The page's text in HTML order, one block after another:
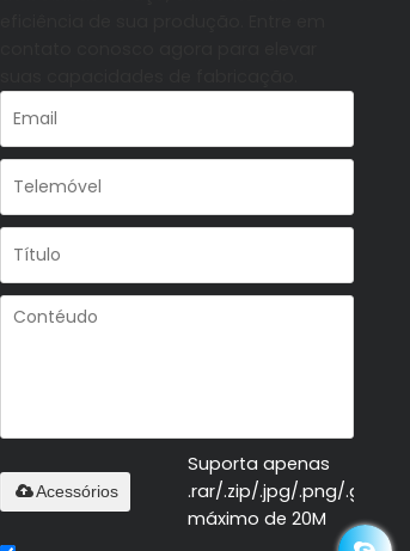
Suporta apenas
.rar/.zip/.jpg/.png/.gif/
máximo de 20M
Acessórios